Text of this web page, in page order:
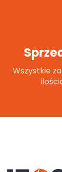
Wszystkie